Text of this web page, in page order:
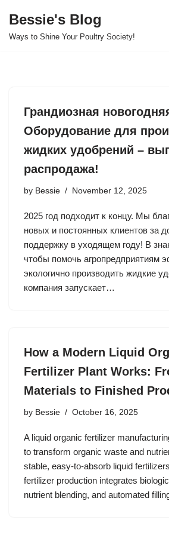
Skip
Bessie's Blog
Ways to Shine Your Poultry Society!
Грандиозная
Оборудование для
жидких удобрений –
распродажа!
by Bessie November 12, 2025
2025 год подходит к концу. Мы
новых и постоянных клиентов за
поддержку в уходящем году! В
чтобы помочь агропредприятиям
экологично производить жидкие
компания запускает…
How a Modern Liquid
Fertilizer Plant Works:
Materials to Finished
by Bessie October 16, 2025
A liquid organic fertilizer
to transform organic waste and
stable, easy-to-absorb liquid
fertilizer production integrates
nutrient blending, and automated